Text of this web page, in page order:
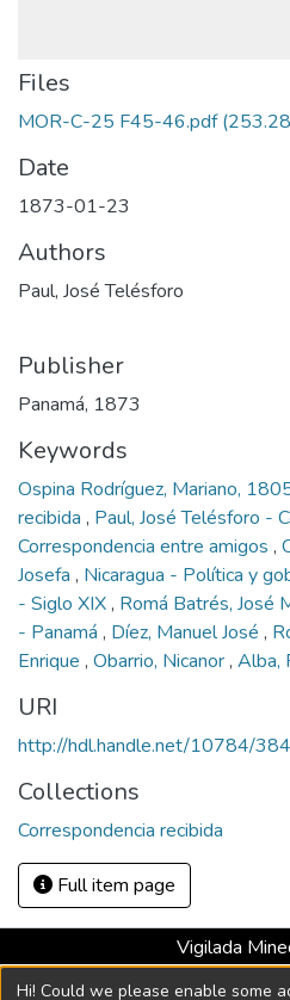
Files
MOR-C-25 F45-46.pdf
Date
1873-01-23
Authors
Paul, José Telésforo
Publisher
Panamá, 1873
Keywords
Ospina Rodríguez, Mariano,
recibida , Paul, José Telésforo -
Correspondencia entre amigos ,
Josefa , Nicaragua - Política y
- Siglo XIX, Romá Batrés, José
- Panamá , Díez, Manuel José ,
Enrique , Obarrio, Nicanor, Alba,
URI
http://hdl.handle.net/10784/
Collections
Correspondencia recibida
Full item page
Vigilada
Universidad con
Hi! Could we please enable some